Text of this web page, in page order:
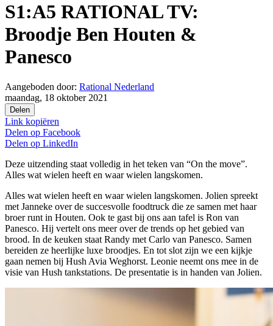
S1:A5 RATIONAL TV:
Broodje Ben Houten &
Panesco
Aangeboden door: Rational Nederland
maandag, 18 oktober 2021
Delen
Link kopiëren
Delen op Facebook
Delen op LinkedIn
Deze uitzending staat volledig in het teken van “On the move”.
Alles wat wielen heeft en waar wielen langskomen.
Alles wat wielen heeft en waar wielen langskomen. Jolien spreekt
met Janneke over de succesvolle foodtruck die ze samen met haar
broer runt in Houten. Ook te gast bij ons aan tafel is Ron van
Panesco. Hij vertelt ons meer over de trends op het gebied van
brood. In de keuken staat Randy met Carlo van Panesco. Samen
bereiden ze heerlijke luxe broodjes. En tot slot zijn we een kijkje
gaan nemen bij Hush Avia Weghorst. Leonie neemt ons mee in de
visie van Hush tankstations. De presentatie is in handen van Jolien.